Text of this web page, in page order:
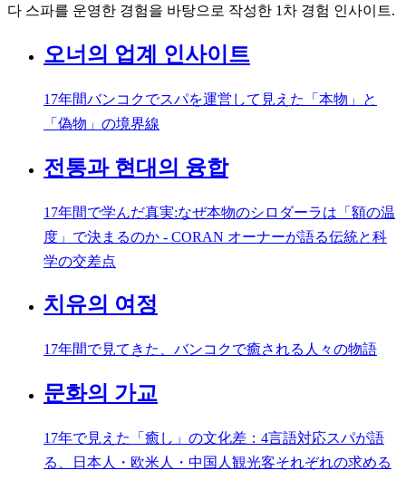
다 스파를 운영한 경험을 바탕으로 작성한 1차 경험 인사이트.
오너의 업계 인사이트
17年間バンコクでスパを運営して見えた「本物」と
「偽物」の境界線
전통과 현대의 융합
17年間で学んだ真実:なぜ本物のシロダーラは「額の温
度」で決まるのか - CORAN オーナーが語る伝統と科
学の交差点
치유의 여정
17年間で見てきた、バンコクで癒される人々の物語
문화의 가교
17年で見えた「癒し」の文化差：4言語対応スパが語
る、日本人・欧米人・中国人観光客それぞれの求める